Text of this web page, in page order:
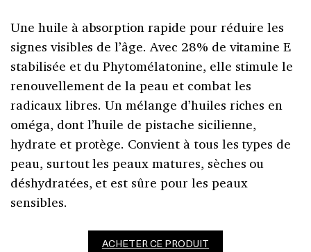
Une huile à absorption rapide pour réduire les
signes visibles de l’âge. Avec 28% de vitamine E
stabilisée et du Phytomélatonine, elle stimule le
renouvellement de la peau et combat les
radicaux libres. Un mélange d’huiles riches en
oméga, dont l’huile de pistache sicilienne,
hydrate et protège. Convient à tous les types de
peau, surtout les peaux matures, sèches ou
déshydratées, et est sûre pour les peaux
sensibles.
ACHETER CE PRODUIT